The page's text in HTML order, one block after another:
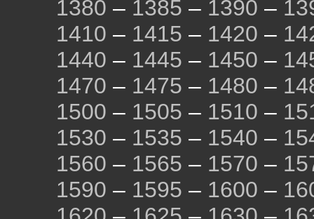
1380 – 1385 – 1390 –
1410 – 1415 – 1420 –
1440 – 1445 – 1450 –
1470 – 1475 – 1480 –
1500 – 1505 – 1510 –
1530 – 1535 – 1540 –
1560 – 1565 – 1570 –
1590 – 1595 – 1600 –